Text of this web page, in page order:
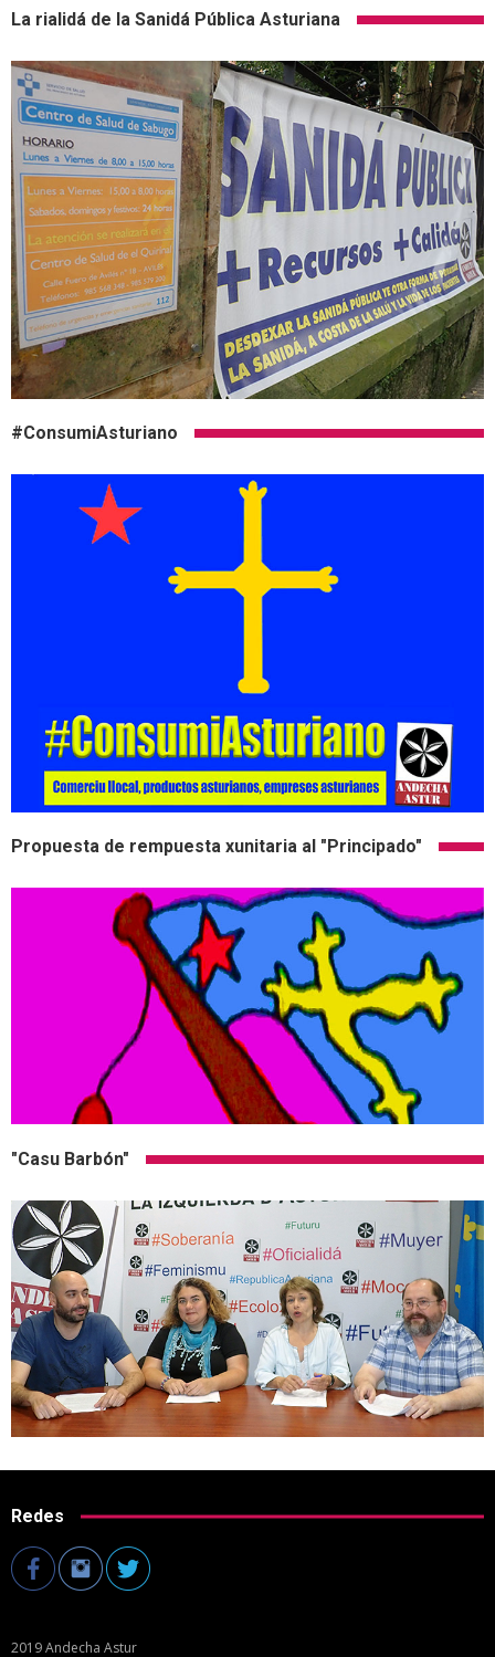
La rialidá de la Sanidá Pública Asturiana
#ConsumiAsturiano
Propuesta de rempuesta xunitaria al "Principado"
"Casu Barbón"
Redes
2019 Andecha Astur